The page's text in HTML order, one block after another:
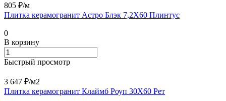
805 ₽/м
Плитка керамогранит Астро Блэк 7,2X60 Плинтус
0
В корзину
Быстрый просмотр
3 647 ₽/м2
Плитка керамогранит Клаймб Роуп 30X60 Рет